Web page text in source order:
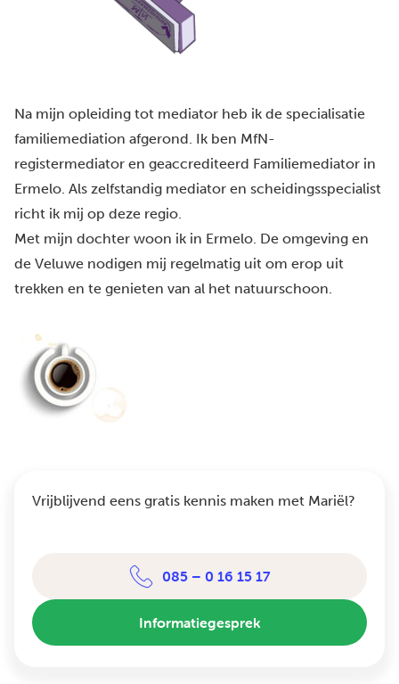
Na mijn opleiding tot mediator heb ik de specialisatie
familiemediation afgerond. Ik ben MfN-
registermediator en geaccrediteerd Familiemediator in
Ermelo. Als zelfstandig mediator en scheidingsspecialist
richt ik mij op deze regio.
Met mijn dochter woon ik in Ermelo. De omgeving en
de Veluwe nodigen mij regelmatig uit om erop uit
trekken en te genieten van al het natuurschoon.
Vrijblijvend eens gratis kennis maken met Mariël?
085 – 0 16 15 17
Informatiegesprek